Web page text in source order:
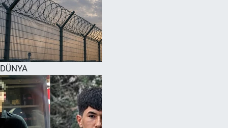
DÜNYA